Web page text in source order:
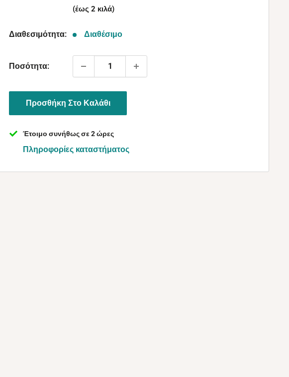
την
έκπτωση
(έως 2 κιλά)
Διαθεσιμότητα: Διαθέσιμο
Ποσότητα:
Προσθήκη Στο Καλάθι
Έτοιμο συνήθως σε 2 ώρες
Πληροφορίες καταστήματος